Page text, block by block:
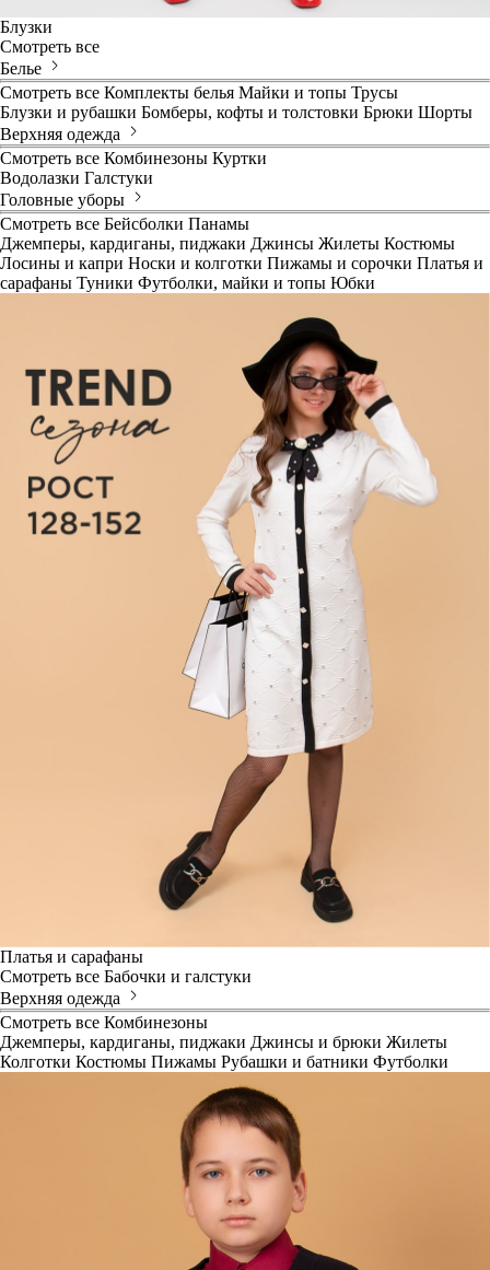
Блузки
Смотреть все
Белье
Смотреть все Комплекты белья Майки и топы Трусы
Блузки и рубашки Бомберы, кофты и толстовки Брюки Шорты
Верхняя одежда
Смотреть все Комбинезоны Куртки
Водолазки Галстуки
Головные уборы
Смотреть все Бейсболки Панамы
Джемперы, кардиганы, пиджаки Джинсы Жилеты Костюмы
Лосины и капри Носки и колготки Пижамы и сорочки Платья и
сарафаны Туники Футболки, майки и топы Юбки
Платья и сарафаны
Смотреть все Бабочки и галстуки
Верхняя одежда
Смотреть все Комбинезоны
Джемперы, кардиганы, пиджаки Джинсы и брюки Жилеты
Колготки Костюмы Пижамы Рубашки и батники Футболки